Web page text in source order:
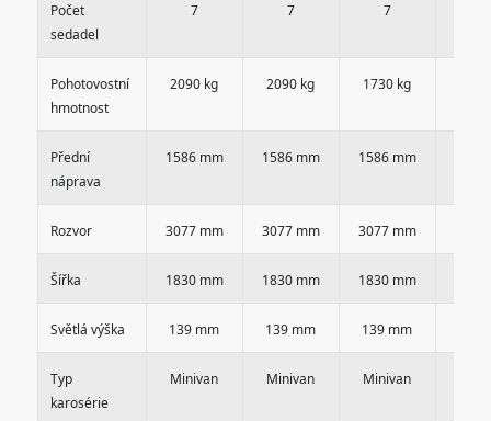
Počet
sedadel
7 7 7
Pohotovostní
hmotnost
2090 kg 2090 kg 1730 kg
Přední
náprava
1586 mm 1586 mm 1586 mm
Rozvor 3077 mm 3077 mm 3077 mm
Šířka 1830 mm 1830 mm 1830 mm
Světlá výška 139 mm 139 mm 139 mm
Typ
karosérie
Minivan Minivan Minivan